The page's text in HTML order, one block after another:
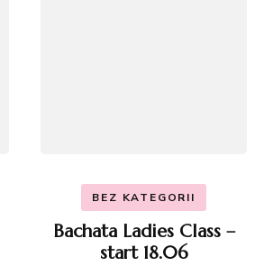
BEZ KATEGORII
Bachata Ladies Class –
start 18.06